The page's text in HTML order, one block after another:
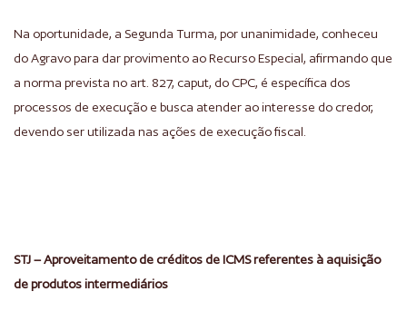
Na oportunidade, a Segunda Turma, por unanimidade, conheceu
do Agravo para dar provimento ao Recurso Especial, afirmando que
a norma prevista no art. 827, caput, do CPC, é específica dos
processos de execução e busca atender ao interesse do credor,
devendo ser utilizada nas ações de execução fiscal.
STJ – Aproveitamento de créditos de ICMS referentes à aquisição
de produtos intermediários